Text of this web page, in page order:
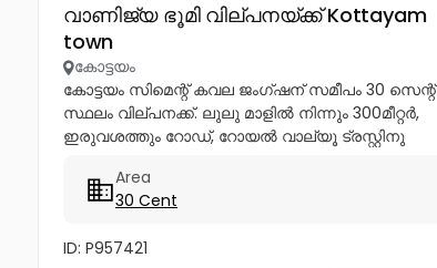
വാണിജ്യ ഭൂമി വില്പനയ്ക്ക് Kottayam
town
കോട്ടയം
കോട്ടയം സിമെന്റ് കവല ജംഗ്ഷന് സമീപം 30 സെന്റ്
സ്ഥലം വില്പനക്ക്. ലുലു മാളിൽ നിന്നും 300മീറ്റർ,
ഇരുവശത്തും റോഡ്, റോയൽ വാല്യൂ ട്രസ്റ്റിനു
Junction, Nattokom. 300m from Lulu...
Area
30 Cent
ID: P957421